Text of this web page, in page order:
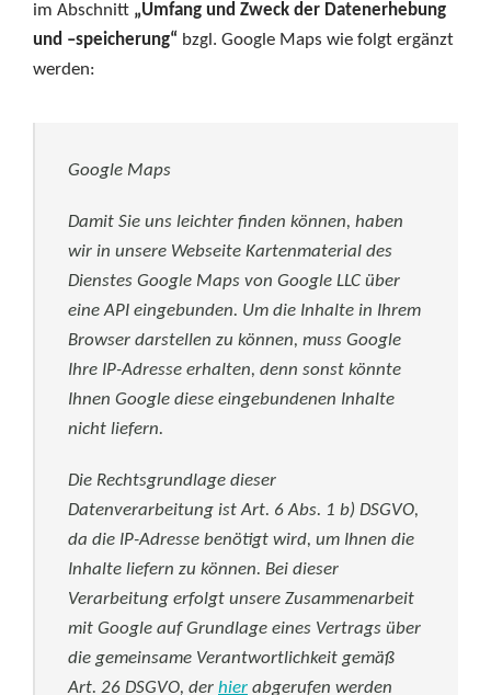
im Abschnitt „Umfang und Zweck der Datenerhebung
und –speicherung“ bzgl. Google Maps wie folgt ergänzt
werden:
Google Maps
Damit Sie uns leichter finden können, haben
wir in unsere Webseite Kartenmaterial des
Dienstes Google Maps von Google LLC über
eine API eingebunden. Um die Inhalte in Ihrem
Browser darstellen zu können, muss Google
Ihre IP-Adresse erhalten, denn sonst könnte
Ihnen Google diese eingebundenen Inhalte
nicht liefern.
Die Rechtsgrundlage dieser
Datenverarbeitung ist Art. 6 Abs. 1 b) DSGVO,
da die IP-Adresse benötigt wird, um Ihnen die
Inhalte liefern zu können. Bei dieser
Verarbeitung erfolgt unsere Zusammenarbeit
mit Google auf Grundlage eines Vertrags über
die gemeinsame Verantwortlichkeit gemäß
Art. 26 DSGVO, der hier abgerufen werden